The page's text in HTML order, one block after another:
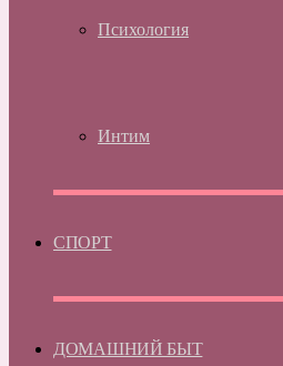
Психология
Интим
СПОРТ
ДОМАШНИЙ БЫТ